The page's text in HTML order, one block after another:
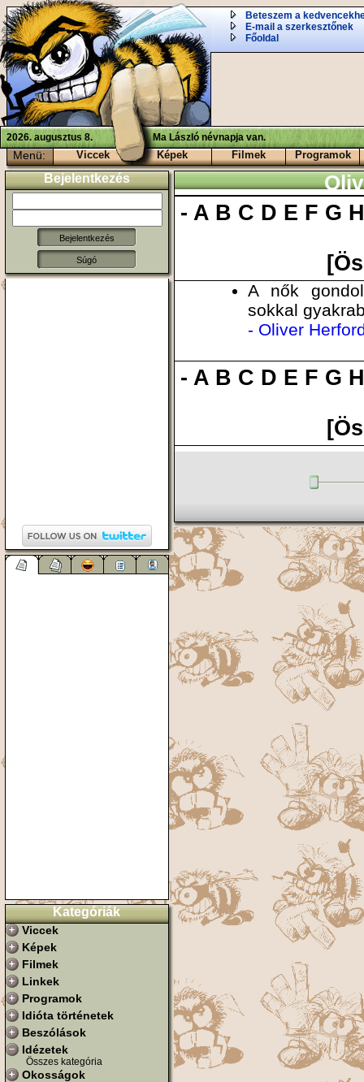
Beteszem a
E-mail a szerkesztőnek
Főoldal
2026. augusztus 8. Ma László névnapja van.
Menü: Viccek Képek Filmek Programok
Bejelentkezés
Súgó
Kategóriák
Viccek
Képek
Filmek
Linkek
Programok
Idióta történetek
Beszólások
Idézetek
Összes kategória
Okosságok
-A B C D E F G
A nők
sokkal
- Oliver
-A B C D E F G